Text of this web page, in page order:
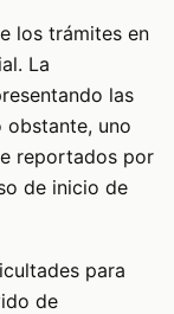
los trámites en
La
las
obstante, uno
reportados por
de inicio de
para
de